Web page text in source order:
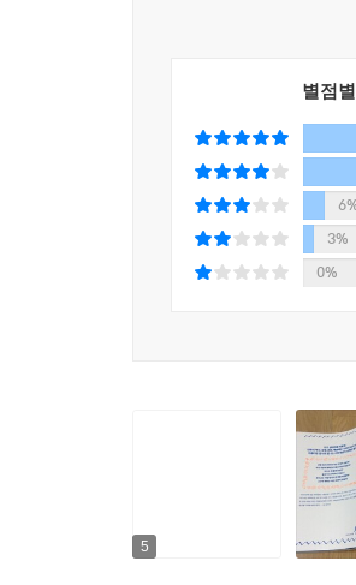
우리는 흔히 수학과 아무
일상의 경험을 배경으로
당신은 수학의 가치를 좀
▶ 직관에 어긋나는 듯한 수
아닌 다른 문을 열어 염소
하느냐, 아니면 다른 문으
그 답은 참가자가 항상
시점에서 갈아타면 확률
나오고, 문을 갈아타는 것
별점
3%
0%
5